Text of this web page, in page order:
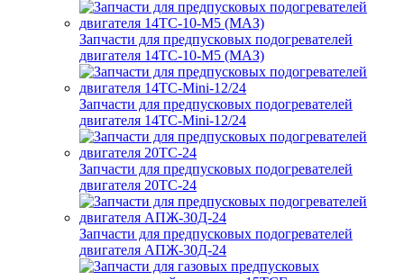
Запчасти для предпусковых подогревателей
двигателя 14ТС-10-М5 (МАЗ)
Запчасти для предпусковых подогревателей
двигателя 14ТС-Mini-12/24
Запчасти для предпусковых подогревателей
двигателя 20ТС-24
Запчасти для предпусковых подогревателей
двигателя АПЖ-30Д-24